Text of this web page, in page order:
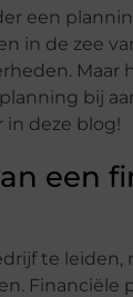
een
in de zee
Maar
bij
in deze blog!
een
te leiden,
Financiële